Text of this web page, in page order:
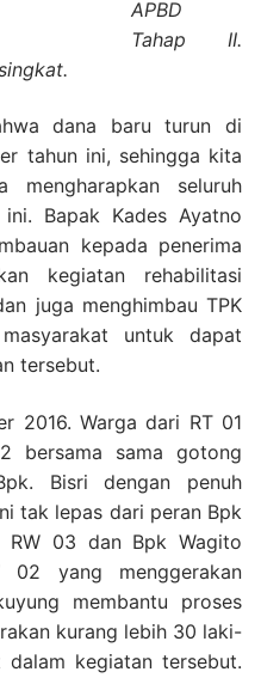
APBD
Tahap II.
dana baru turun di
tahun ini, sehingga kita
seluruh
Bapak Kades Ayatno
kepada penerima
kegiatan rehabilitasi
juga menghimbau TPK
untuk dapat
tersebut.
2016. Warga dari RT 01
bersama sama gotong
Bisri dengan penuh
tak lepas dari peran Bpk
RW 03 dan Bpk Wagito
yang menggerakan
membantu proses
kurang lebih 30 laki-
kegiatan tersebut.